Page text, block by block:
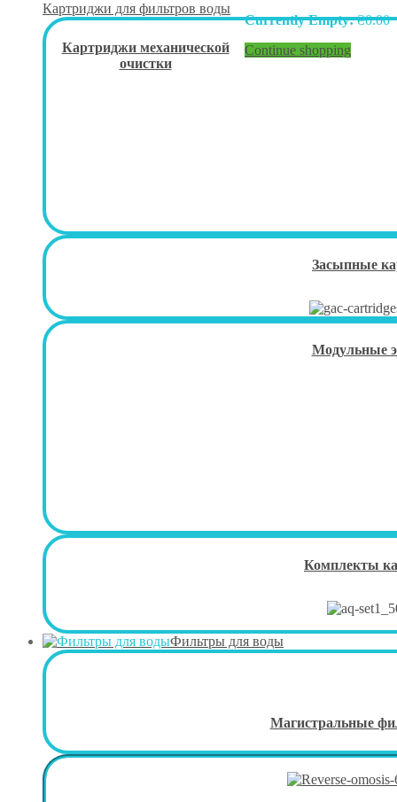
Currently Empty: ₴0.00
Continue shopping
Картриджи для фильтров воды
Картриджи механической
очистки
Засыпные
Модульные
Комплекты
Фильтры для воды
Магистральные